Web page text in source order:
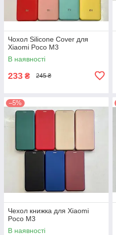
Чохол Silicone Cover для
Xiaomi Poco M3
В наявності
233 ₴ 245 ₴
–5%
Чехол книжка для Xiaomi
Poco M3
В наявності